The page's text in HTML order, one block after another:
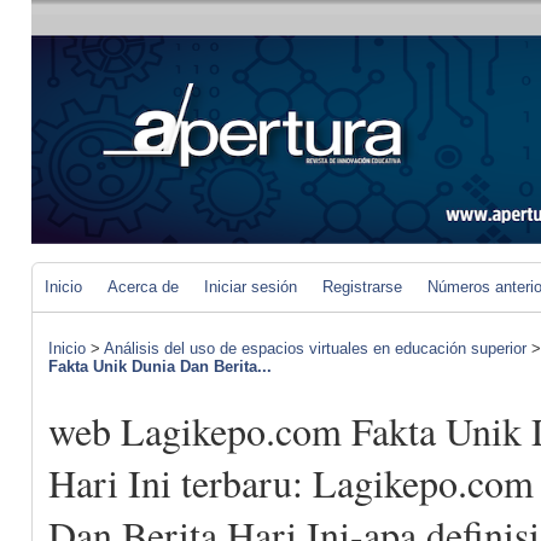
Inicio Acerca de Iniciar sesión Registrarse Números
Inicio > Análisis del uso de espacios virtuales en educación superior
Fakta Unik Dunia Dan Berita...
web Lagikepo.com Fakta Unik
Hari Ini terbaru: